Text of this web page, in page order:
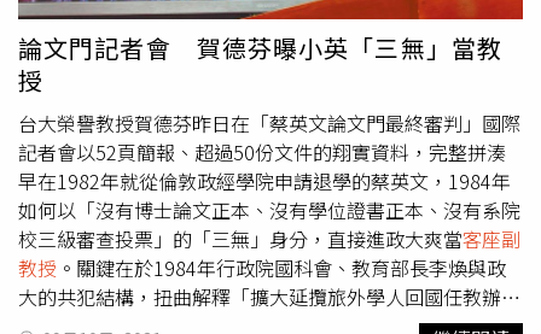
紅權應還給股東，而非只是在董事會中決議」，卻因此被誤
解為「造謠、毀謗、短期投資」等而叫屈說「何必妖魔化，
這樣的說詞太沉重了」。Allen並說，其實在選擇投資台灣
上市公司過程中，會因財報、營運策略、方針方向等公開資
訊揭露的多寡而影響評估，會投資可成是因在二年多前看到
公司出售大陸泰州廠給藍思科技，且順利匯回資金多達400
多億元，因而決定可成，如今可成帳上現金、可變現的金融
資產超過千億元，再看公司買庫藏股、購辦公大樓等，對於
可成經營走向愈來愈感到不清楚。Allen並以投資新加坡、
香港、東南亞、日本等多國經驗來說，透過平日投資關係溝
通良好的話無須提案，甚至還被邀請擔任董事，協助公司尋
論文門記者會 賀德芬曝小英「三無」當教
授
台大榮譽教授賀德芬昨日在「蔡英文論文門最終審判」國際
記者會以52頁簡報、超過50份文件的翔實資料，完整拼湊
早在1982年就從倫敦政經學院申請退學的蔡英文，1984年
如何以「沒有博士論文正本、沒有學位證書正本、沒有系院
校三級審查投票」的「三無」身分，直接進政大爽當客座副
教授 。關鍵在於1984年行政院國科會、教育部長李煥與政
大的共犯結構，扭曲解釋「擴大延攬旅外學人回國任教辦
法」，硬是把蔡英文塞進政大。賀德芬說，1982年就申請